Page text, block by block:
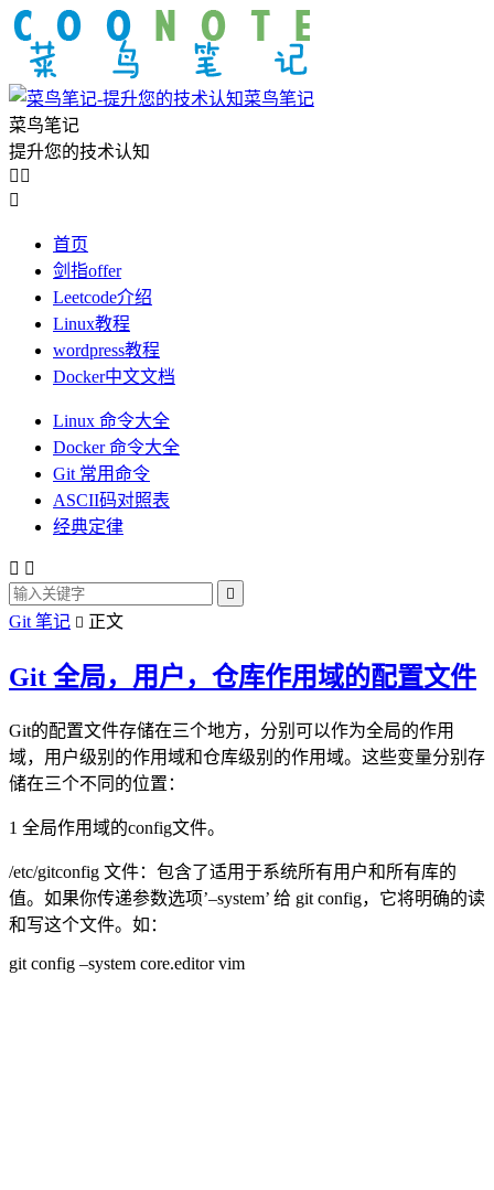
菜鸟笔记
菜鸟笔记
提升您的技术认知
 

首页
剑指offer
Leetcode介绍
Linux教程
wordpress教程
Docker中文文档
Linux 命令大全
Docker 命令大全
Git 常用命令
ASCII码对照表
经典定律
 

Git 笔记  正文
Git 全局，用户，仓库作用域的配置文件
Git的配置文件存储在三个地方，分别可以作为全局的作用
域，用户级别的作用域和仓库级别的作用域。这些变量分别存
储在三个不同的位置：
1 全局作用域的config文件。
/etc/gitconfig 文件：包含了适用于系统所有用户和所有库的
值。如果你传递参数选项’–system’ 给 git config，它将明确的读
和写这个文件。如：
git config –system core.editor vim